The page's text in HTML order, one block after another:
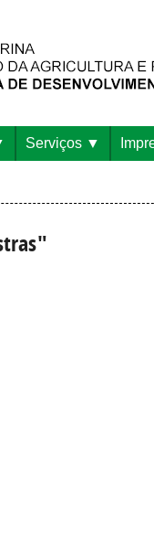
Serviços